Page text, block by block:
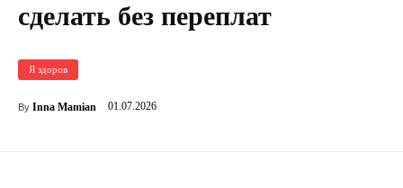
сделать без переплат
Я здоров
By Inna Mamian 01.07.2026